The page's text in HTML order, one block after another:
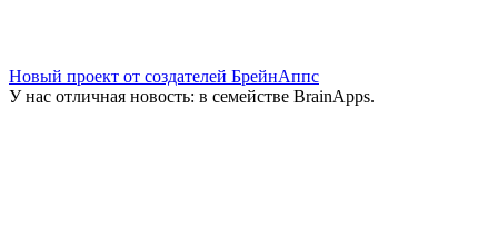
Новый проект от создателей БрейнАппс
У нас отличная новость: в семействе BrainApps.